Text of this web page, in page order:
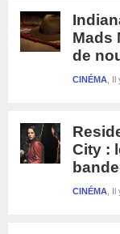
Mads
de
Il
CINÉMA
City :
Il
CINÉMA